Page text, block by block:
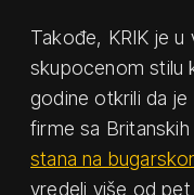
Takođe, KRIK je
skupocenom stilu
godine otkrili da
firme sa
stana na
vredeli više od pet